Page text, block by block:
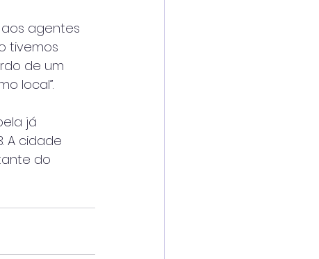
agentes
tivemos
de um
local”.
já
A cidade
do